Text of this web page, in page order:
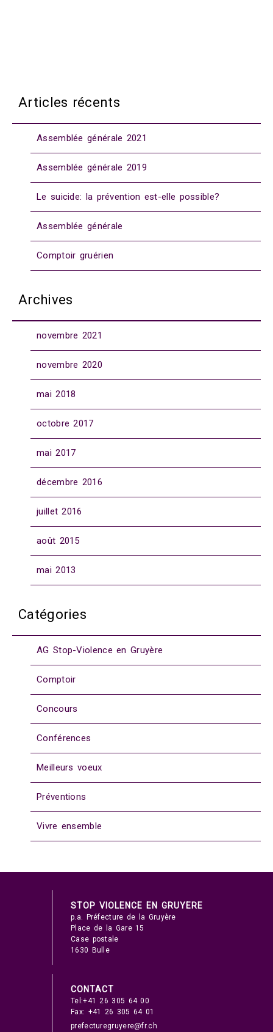
Articles récents
Assemblée générale 2021
Assemblée générale 2019
Le suicide: la prévention est-elle possible?
Assemblée générale
Comptoir gruérien
Archives
novembre 2021
novembre 2020
mai 2018
octobre 2017
mai 2017
décembre 2016
juillet 2016
août 2015
mai 2013
Catégories
AG Stop-Violence en Gruyère
Comptoir
Concours
Conférences
Meilleurs voeux
Préventions
Vivre ensemble
STOP VIOLENCE EN GRUYERE
p.a. Préfecture de la Gruyère
Place de la Gare 15
Case postale
1630 Bulle
CONTACT
Tel:+41 26 305 64 00
Fax: +41 26 305 64 01
prefecturegruyere@fr.ch